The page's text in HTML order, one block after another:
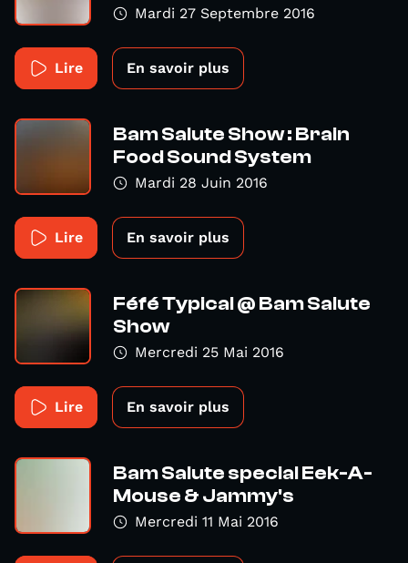
Mardi 27 Septembre 2016
Lire En savoir plus
Bam Salute Show : Brain
Food Sound System
Mardi 28 Juin 2016
Lire En savoir plus
Féfé Typical @ Bam Salute
Show
Mercredi 25 Mai 2016
Lire En savoir plus
Bam Salute special Eek-A-
Mouse & Jammy's
Mercredi 11 Mai 2016